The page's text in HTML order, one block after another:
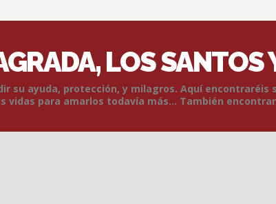
LOS SANTOS
su ayuda, protección, y milagros. Aquí
vidas para amarlos todavía más... También